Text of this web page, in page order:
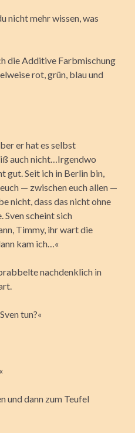
nicht mehr wissen, was
die Additive Farbmischung
rot, grün, blau und
er hat es selbst
auch nicht…Irgendwo
gut. Seit ich in Berlin bin,
— zwischen euch allen —
nicht, dass das nicht ohne
Sven scheint sich
Timmy, ihr wart die
kam ich…«
nachdenklich in
tun?«
und dann zum Teufel